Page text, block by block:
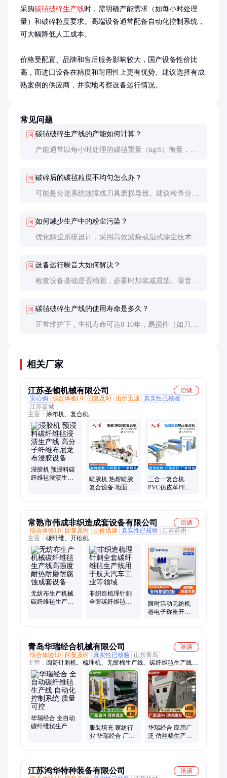
采购碳毡破碎生产线时，需明确产能需求（如每小时处理
量）和破碎粒度要求。高端设备通常配备自动化控制系统，
可大幅降低人工成本。
价格受配置、品牌和售后服务影响较大，国产设备性价比
高，而进口设备在精度和耐用性上更有优势。建议选择有成
熟案例的供应商，并实地考察设备运行情况。
常见问题
问 碳毡破碎生产线的产能如何计算？
产能通常以每小时处理的碳毡重量（kg/h）衡量，具
问 破碎后的碳毡粒度不均匀怎么办？
可能是分选系统故障或刀具磨损导致。建议检查分选
问 如何减少生产中的粉尘污染？
优化除尘系统设计，采用高效滤袋或湿式除尘技术。
问 设备运行噪音大如何解决？
检查设备基础是否稳固，必要时加装减震垫。噪音过
问 碳毡破碎生产线的使用寿命是多久？
正常维护下，主机寿命可达8-10年，易损件（如刀
相关厂家
江苏圣顿机械有限公司
洽谈
安心购
综合体验L0 回复及时 出价迅速
真实性已核验
江苏盐城
主营： 涂布机、复合机
浸胶机 预浸料碳
纤维毡浸渍生产
喷胶机 热熔喷胶
复合设备 地面保
三合一复合机
PVC仿皮革PE加
常熟市伟成非织造成套设备有限公司
洽谈
综合体验L0
回复及时 出价迅速 真实性已核验 江苏苏州
主营： 碳纤维、开松机
无纺布生产机械
碳纤维毡生产线
非织造梳理针刺
全套碳纤维毡生
限时活动无纺机
器电子称重开包
青岛华瑞经合机械有限公司
洽谈
综合体验L0
回复及时 真实性已核验
山东青岛
主营： 圆筒针刺机、梳理机、无胶棉生产线、碳纤维毡生产线、
碳纤维设备、硬质棉生产线、喷胶棉生产线
华瑞经合 全自动
碳纤维毡生产线
服装填充 家纺行
业 华瑞经合 厂家
华瑞经合 应用广
泛 仿丝棉生产线
江苏鸿华特种装备有限公司
洽谈